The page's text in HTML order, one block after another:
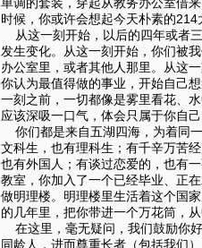
时候，你或许会想起今天朴素的
从这一刻开始，以后的四年或者
发生变化。从这一刻开始，你们被
办公室里，或者其他人那里。从这
你认为最值得做的事业，开始自己
一刻之前，一切都像是雾里看花、
应该深吸一口气，体会只属于你自
你们都是来自五湖四海，为着同
文科生，也有理科生；有千辛万苦
也有外国人；有谈过恋爱的，也有
教室，你加入了一个已经毕业、正
做明理楼。明理楼里生活着这个国
的几年里，把你带进一个万花筒，
在这里，毫无疑问，我们鼓励你
同龄人，进而尊重长者（包括我们